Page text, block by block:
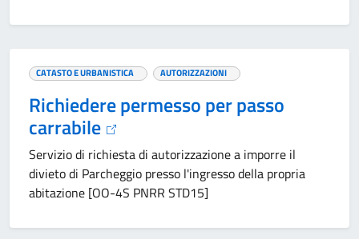
CATASTO E URBANISTICA AUTORIZZAZIONI
Richiedere permesso per passo
carrabile
Servizio di richiesta di autorizzazione a imporre il
divieto di Parcheggio presso l'ingresso della propria
abitazione [OO-4S PNRR STD15]